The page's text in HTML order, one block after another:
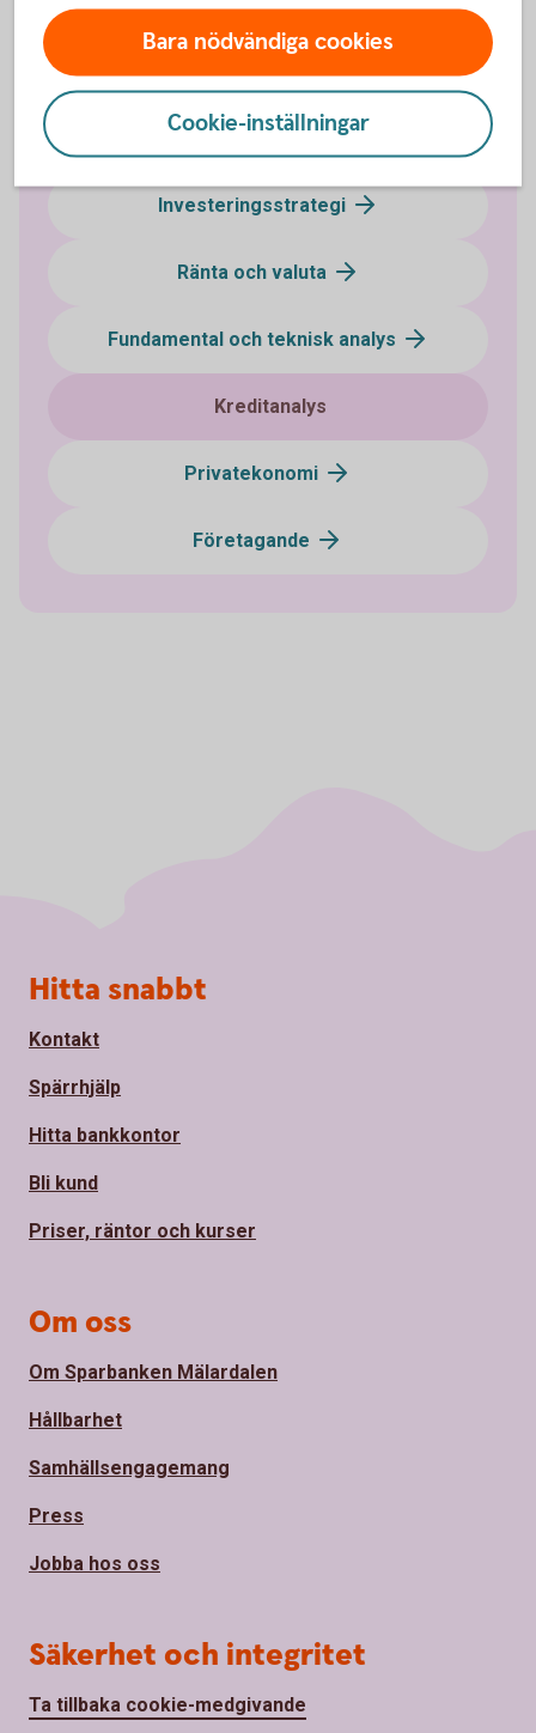
Analysområden
Makro
Investeringsstrategi
Ränta och valuta
Fundamental och teknisk analys
Kreditanalys
Privatekonomi
Företagande
Bara nödvändiga cookies
Cookie-inställningar
Sidfot
Hitta snabbt
Kontakt
Spärrhjälp
Hitta bankkontor
Bli kund
Priser, räntor och kurser
Om oss
Om Sparbanken Mälardalen
Hållbarhet
Samhällsengagemang
Press
Jobba hos oss
Säkerhet och integritet
Ta tillbaka cookie-medgivande